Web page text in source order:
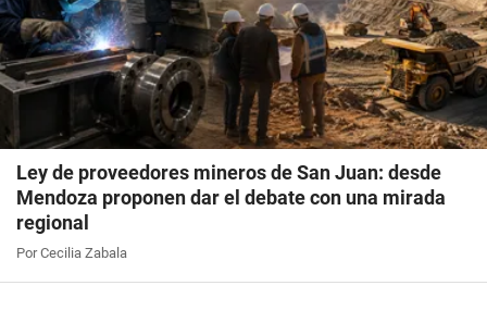
Ley de proveedores mineros de San Juan: desde
Mendoza proponen dar el debate con una mirada
regional
Por Cecilia Zabala